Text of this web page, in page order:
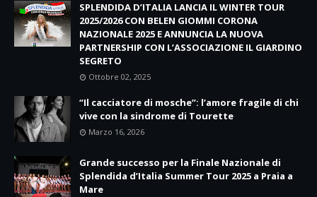
SPLENDIDA D’ITALIA LANCIA IL WINTER TOUR
2025/2026 CON BELEN GIOMMI CORONA
NAZIONALE 2025 E ANNUNCIA LA NUOVA
PARTNERSHIP CON L’ASSOCIAZIONE IL GIARDINO
SEGRETO
Ottobre 02, 2025
“Il cacciatore di mosche”: l’amore fragile di chi
vive con la sindrome di Tourette
Marzo 16, 2026
Grande successo per la Finale Nazionale di
Splendida d’Italia Summer Tour 2025 a Praia a
Mare